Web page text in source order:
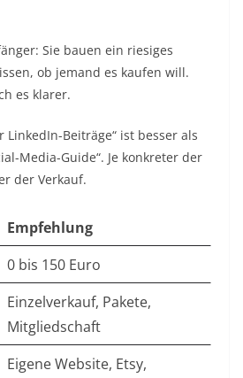
Sie bauen ein riesiges
ob jemand es kaufen will.
es klarer.
LinkedIn-Beiträge“ ist besser als
Media-Guide“. Je konkreter der
der Verkauf.
Empfehlung
0 bis 150 Euro
Einzelverkauf, Pakete,
Mitgliedschaft
Eigene Website, Etsy,